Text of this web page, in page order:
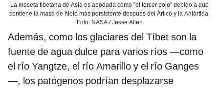
La meseta tibetana de Asia es apodada como "el tercer polo" debido a que
contiene la masa de hielo más persistente después del Ártico y la Antártida.
Foto: NASA / Jesse Allen
Además, como los glaciares del Tíbet son la
fuente de agua dulce para varios ríos —como
el río Yangtze, el río Amarillo y el río Ganges
—, los patógenos podrían desplazarse